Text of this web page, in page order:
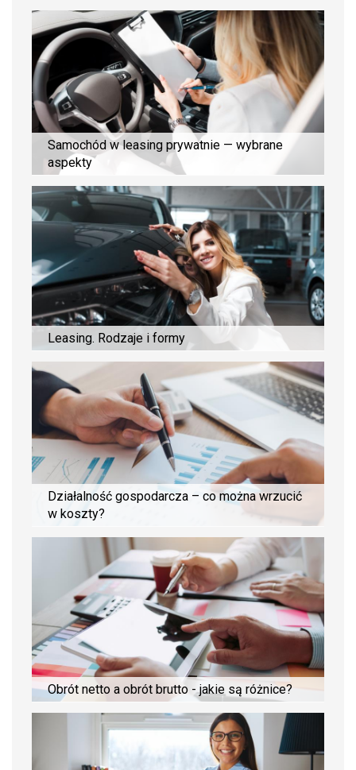
Samochód w leasing prywatnie — wybrane
aspekty
Leasing. Rodzaje i formy
Działalność gospodarcza – co można wrzucić
w koszty?
Obrót netto a obrót brutto - jakie są różnice?